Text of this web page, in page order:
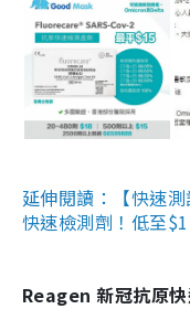
延伸閱讀：【快速
快速檢測劑！低至
Reagen 新冠抗原